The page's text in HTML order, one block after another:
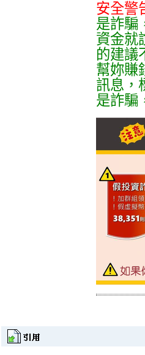
安全警
是詐騙
資金就
的建議
幫妳賺
訊息，
是詐騙